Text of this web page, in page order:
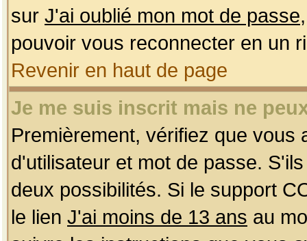
sur J'ai oublié mon mot de passe
pouvoir vous reconnecter en un
Revenir en haut de page
Je me suis inscrit mais ne
Premièrement, vérifiez que
d'utilisateur et mot de passe.
deux possibilités. Si le support
le lien J'ai moins de 13 ans au